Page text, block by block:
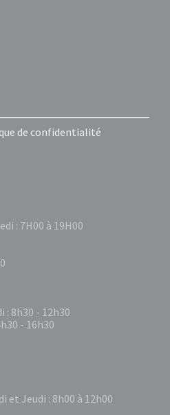
de confidentialité
: 7H00 à 19H00
: 8h30 - 12h30
- 16h30
et Jeudi : 8h00 à 12h00